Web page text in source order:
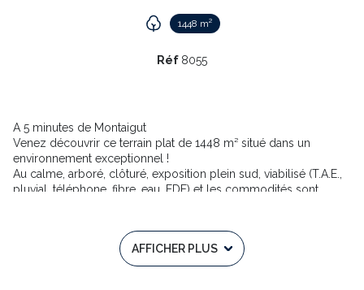
1448 m²
Réf 8055
A 5 minutes de Montaigut
Venez découvrir ce terrain plat de 1448 m² situé dans un
environnement exceptionnel !
Au calme, arboré, clôturé, exposition plein sud, viabilisé (T.A.E.,
pluvial, téléphone, fibre, eau, EDF) et les commodités sont
A découvrir rapidement pour les amateurs d'espace, de nature
N'ATTENDEZ PLUS, VENEZ VISITER AVEC GREGORY LIMBOSCH
AFFICHER PLUS